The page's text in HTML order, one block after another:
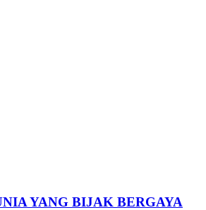
YANG BIJAK BERGAYA